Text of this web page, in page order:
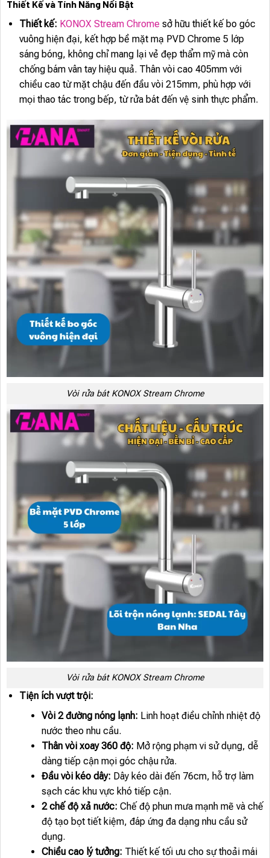
Thiết Kế và Tính Năng Nổi Bật
Thiết kế: KONOX Stream Chromesở hữu thiết kế bo góc
vuông hiện đại, kết hợp bề mặt mạ PVD Chrome 5 lớp
sáng bóng, không chỉ mang lại vẻ đẹp thẩm mỹ mà còn
chống bám vân tay hiệu quả. Thân vòi cao 405mm với
chiều cao từ mặt chậu đến đầu vòi 215mm, phù hợp với
mọi thao tác trong bếp, từ rửa bát đến vệ sinh thực phẩm.
Vòi rửa bát KONOX Stream Chrome
Vòi rửa bát KONOX Stream Chrome
Tiện ích vượt trội:
Vòi 2 đường nóng lạnh: Linh hoạt điều chỉnh nhiệt độ
nước theo nhu cầu.
Thân vòi xoay 360 độ: Mở rộng phạm vi sử dụng, dễ
dàng tiếp cận mọi góc chậu rửa.
Đầu vòi kéo dây: Dây kéo dài đến 76cm, hỗ trợ làm
sạch các khu vực khó tiếp cận.
2 chế độ xả nước: Chế độ phun mưa mạnh mẽ và chế
độ tạo bọt tiết kiệm, đáp ứng đa dạng nhu cầu sử
dụng.
Chiều cao lý tưởng: Thiết kế tối ưu cho sự thoải mái